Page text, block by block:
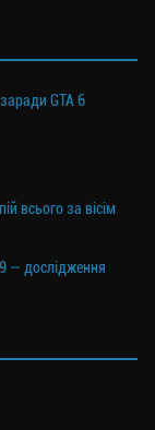
GTA 6
всього за вісім
— дослідження